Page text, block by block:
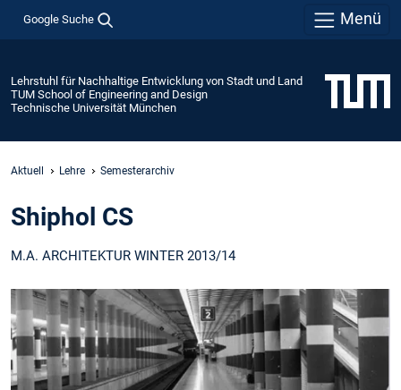
Google Suche Menü
Lehrstuhl für Nachhaltige Entwicklung von Stadt und Land
TUM School of Engineering and Design
Technische Universität München
Aktuell Lehre Semesterarchiv
Shiphol CS
M.A. ARCHITEKTUR WINTER 2013/14